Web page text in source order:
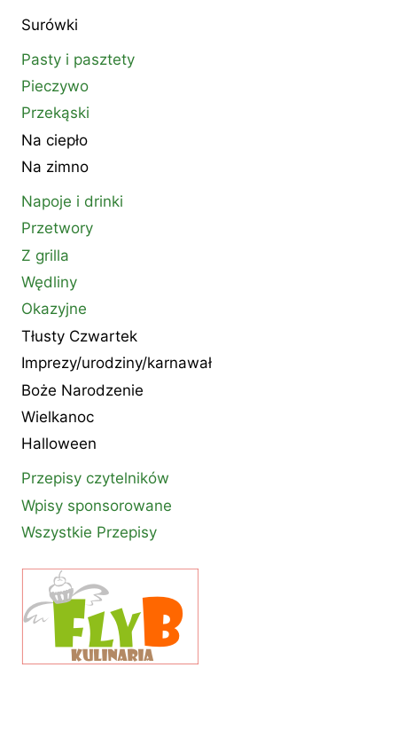
Surówki
Pasty i pasztety
Pieczywo
Przekąski
Na ciepło
Na zimno
Napoje i drinki
Przetwory
Z grilla
Wędliny
Okazyjne
Tłusty Czwartek
Imprezy/urodziny/karnawał
Boże Narodzenie
Wielkanoc
Halloween
Przepisy czytelników
Wpisy sponsorowane
Wszystkie Przepisy